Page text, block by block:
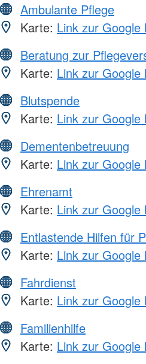
Ambulante Pflege
Karte: Link zur Google
Beratung zur
Karte: Link zur Google
Blutspende
Karte: Link zur Google
Dementenbetreuung
Karte: Link zur Google
Ehrenamt
Karte: Link zur Google
Entlastende Hilfen für
Karte: Link zur Google
Fahrdienst
Karte: Link zur Google
Familienhilfe
Karte: Link zur Google